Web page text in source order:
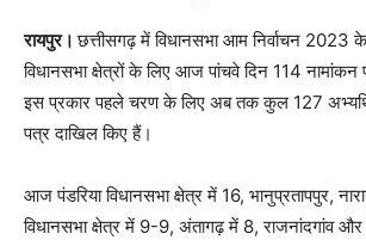
रायपुर।छत्तीसगढ़ में विधानसभा आम निर्वाचन
विधानसभा क्षेत्रों के लिए आज पांचवे दिन 114
इस प्रकार पहले चरण के लिए अब तक कुल 127
पत्र दाखिल किए हैं।
आज पंडरिया विधानसभा क्षेत्र में 16, भानुप्रतापपुर,
विधानसभा क्षेत्र में 9-9, अंतागढ़ में 8, राजनांदगांव